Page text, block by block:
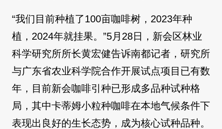
“我们目前种植了100亩咖啡树，2023年种
植，2024年就挂果。”5月28日，新会区林业
科学研究所所长黄宏健告诉南都记者，研究所
与广东省农业科学院合作开展试点项目已有数
年，目前新会咖啡引种已形成多品种试种格
局，其中卡蒂姆小粒种咖啡在本地气候条件下
表现出良好的生长态势，成为核心试种品种。